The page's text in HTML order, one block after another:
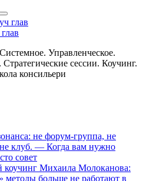
Управленческое.
сессии. Коучинг.
консильери
не форум-группа, не
клуб. — Когда вам нужно
совет
Михаила Молоканова:
методы больше не работают в